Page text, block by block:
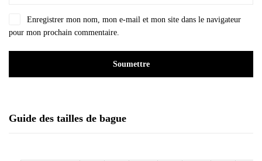
Enregistrer mon nom, mon e-mail et mon site dans le navigateur
pour mon prochain commentaire.
Guide des tailles de bague